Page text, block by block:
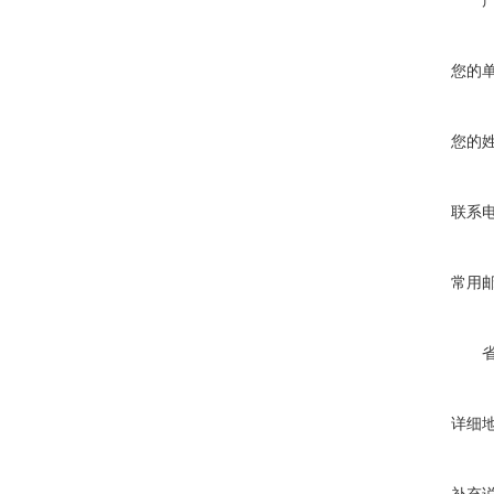
您的
您的
联系
常用
详细